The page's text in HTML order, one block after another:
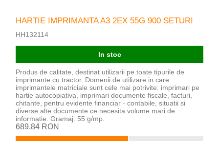
HARTIE IMPRIMANTA A3 2EX 55G 900 SETURI
HH132114
In stoc
Produs de calitate, destinat utilizarii pe toate tipurile de
imprimante cu tractor. Domenii de utilizare in care
imprimantele matriciale sunt cele mai potrivite: imprimari pe
hartie autocopiativa, imprimari documente fiscale, facturi,
chitante, pentru evidente financiar - contabile, situatii si
diverse alte documente ce necesita volume mari de
informatie. Gramaj: 55 g/mp.
689,84 RON